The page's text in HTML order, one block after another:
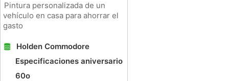
Pintura personalizada de un
vehículo en casa para ahorrar el
gasto
Holden Commodore
Especificaciones aniversario
60o